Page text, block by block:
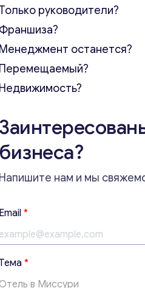
Только руководители?
Франшиза?
Менеджмент останется?
Перемещаемый?
Недвижимость?
бизнеса?
Напишите нам и мы
Email *
*
с
о
Тема *